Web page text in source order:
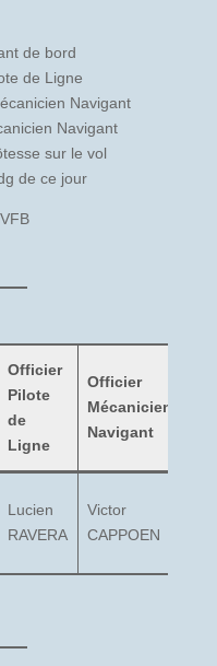
de bord
de Ligne
Navigant
Navigant
sur le vol
de ce jour
Officier
Pilote
de
Ligne
Officier
Mécanicien
Navigant
Lucien
RAVERA
Victor
CAPPOEN